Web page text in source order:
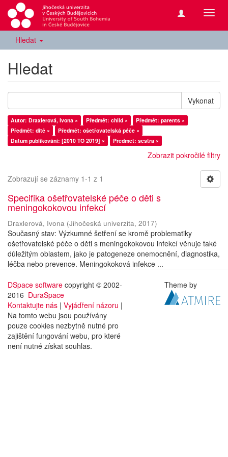
Hledat
Hledat
Vykonat
Autor: Draxlerová, Ivona × Předmět: child ×
Předmět: parents ×
Předmět: dítě ×
Předmět: ošetřovatelská péče ×
Datum publikování: [2010 TO 2019] ×
Předmět: sestra ×
Zobrazit pokročilé filtry
Zobrazují se záznamy 1-1 z 1
Specifika ošetřovatelské péče o děti s
meningokokovou infekcí
Draxlerová, Ivona (Jihočeská univerzita, 2017)
Současný stav: Výzkumné šetření se kromě problematiky
ošetřovatelské péče o děti s meningokokovou infekcí věnuje také
důležitým oblastem, jako je patogeneze onemocnění, diagnostika,
léčba nebo prevence. Meningokoková infekce ...
DSpace software copyright © 2002-
2016 DuraSpace
Kontaktujte nás | Vyjádření názoru |
Na tomto webu jsou používány
pouze cookies nezbytně nutné pro
zajištění fungování webu, pro které
není nutné získat souhlas.
Theme by